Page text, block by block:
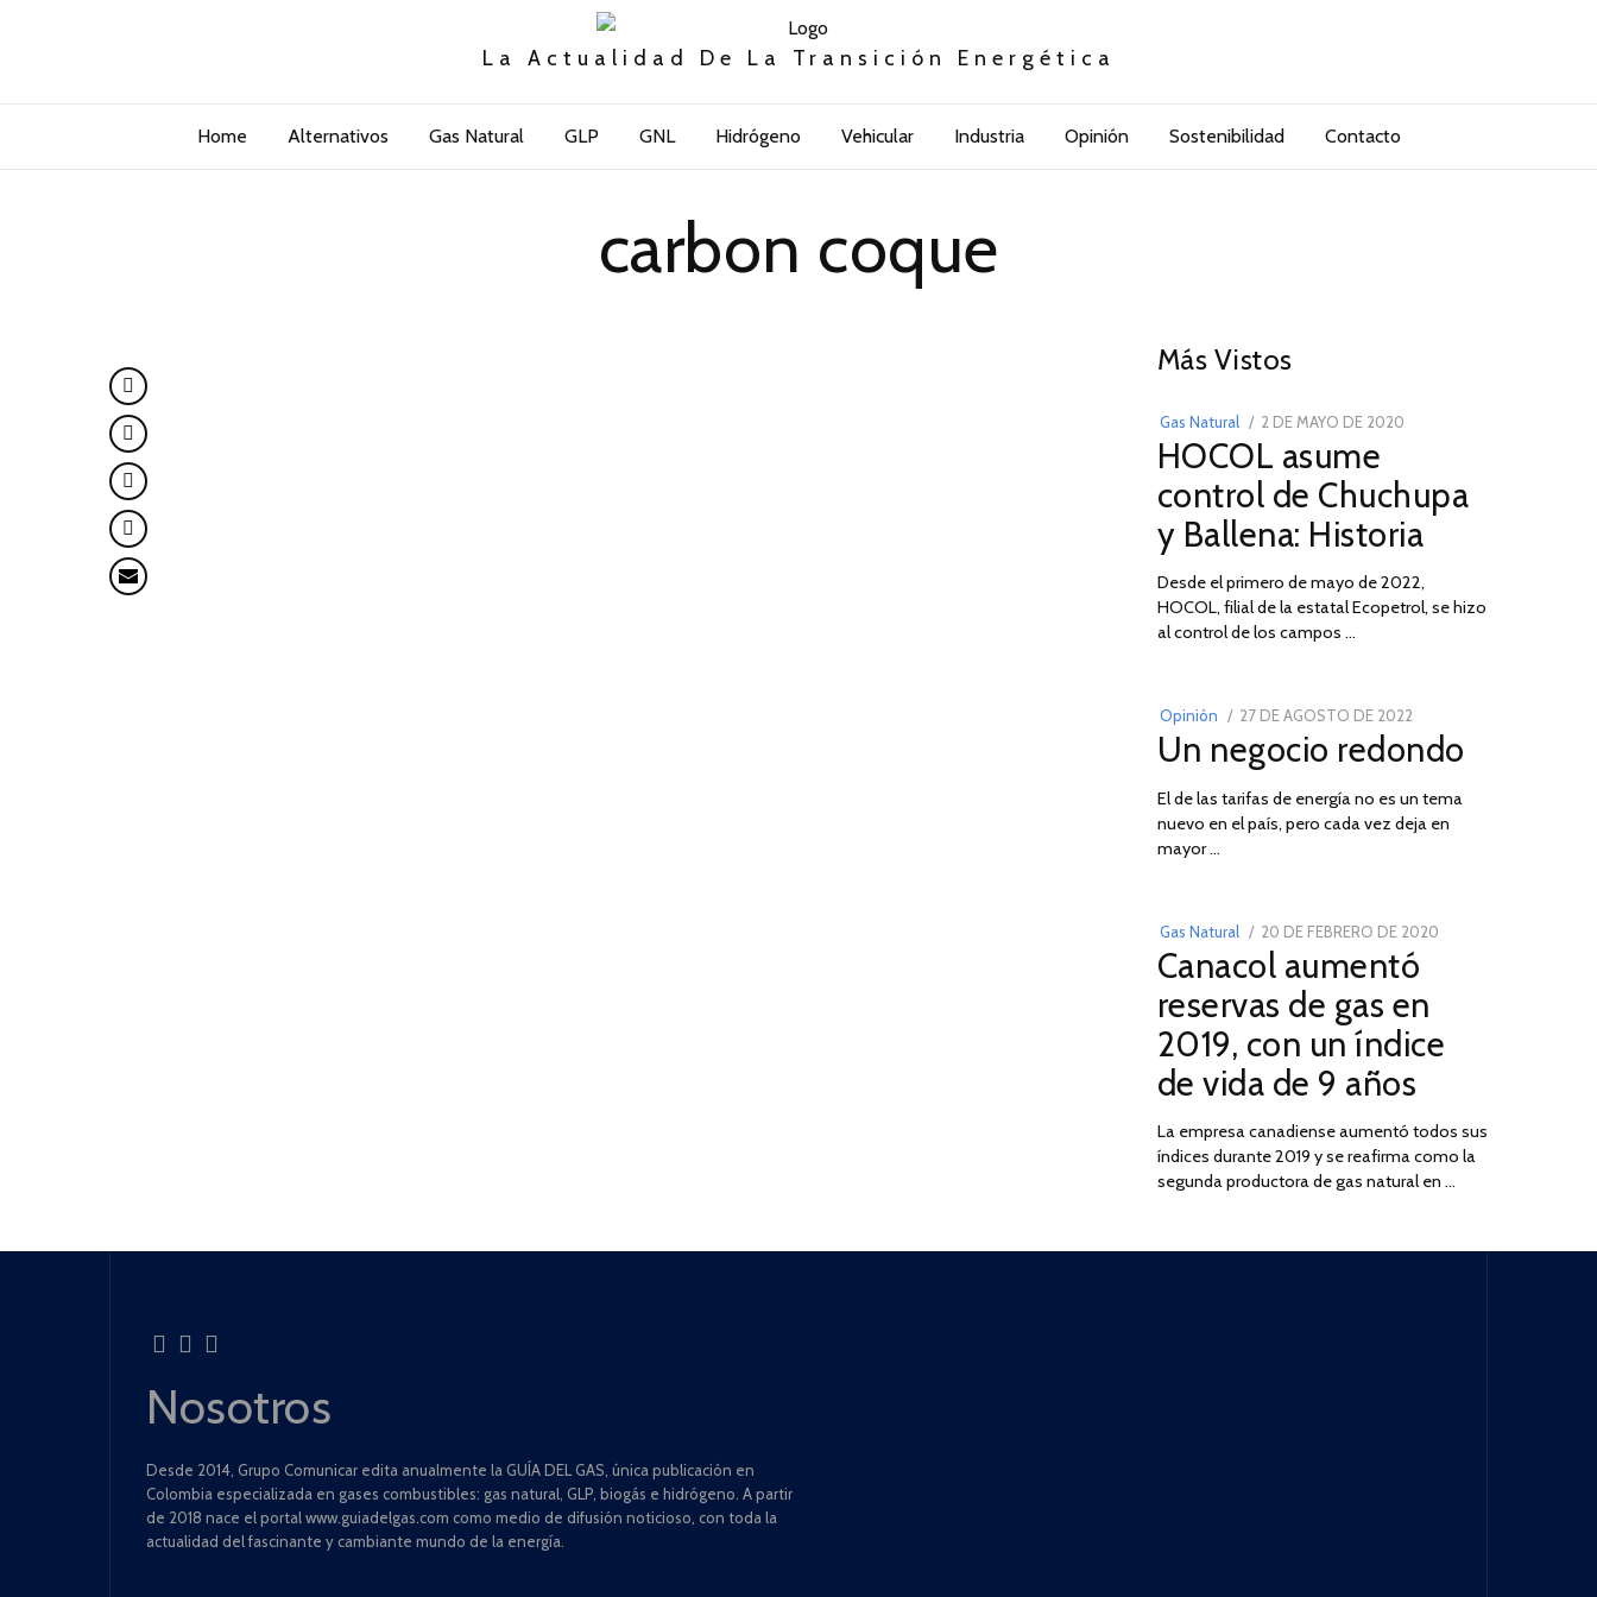
La Actualidad De La Transición Energética
Home Alternativos Gas Natural GLP GNL Hidrógeno Vehicular Industria Opinión Sostenibilidad Contacto
carbon coque
Más Vistos
Gas Natural
POSTED
ON
2 DE MAYO DE 2020
DE
2026
HOCOL asume
control de Chuchupa
y Ballena: Historia
Desde el primero de mayo de 2022,
HOCOL, filial de la estatal Ecopetrol, se hizo
al control de los campos …
Opinión
POSTED
ON
27 DE AGOSTO DE 202230
DE
DE
2022
Un negocio redondo
El de las tarifas de energía no es un tema
nuevo en el país, pero cada vez deja en
mayor …
03
Gas Natural
POSTED
ON
20 DE FEBRERO DE 2020
2025
Canacol aumentó
reservas de gas en
2019, con un índice
de vida de 9 años
La empresa canadiense aumentó todos sus
índices durante 2019 y se reafirma como la
segunda productora de gas natural en …
Nosotros
Desde 2014, Grupo Comunicar edita anualmente la GUÍA DEL GAS, única publicación en
Colombia especializada en gases combustibles: gas natural, GLP, biogás e hidrógeno. A partir
de 2018 nace el portal www.guiadelgas.com como medio de difusión noticioso, con toda la
actualidad del fascinante y cambiante mundo de la energía.